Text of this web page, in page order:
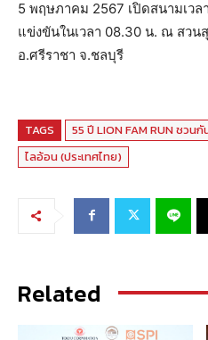
5 พฤษภาคม 2567 เปิดสนามเว
แข่งขันในเวลา 08.30 น. ณ สวน
อ.ศรีราชา จ.ชลบุรี
TAGS 55 ปี LION FAM RUN ชวน
ไลอ้อน (ประเทศไทย)
Related